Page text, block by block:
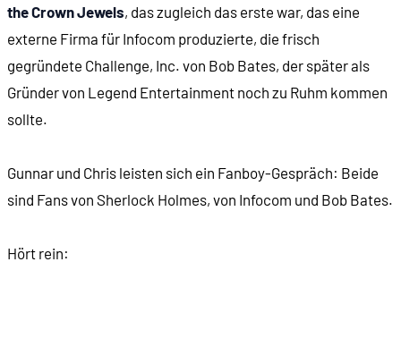
the Crown Jewels, das zugleich das erste war, das eine
externe Firma für Infocom produzierte, die frisch
gegründete Challenge, Inc. von Bob Bates, der später als
Gründer von Legend Entertainment noch zu Ruhm kommen
sollte.
Gunnar und Chris leisten sich ein Fanboy-Gespräch: Beide
sind Fans von Sherlock Holmes, von Infocom und Bob Bates.
Hört rein: